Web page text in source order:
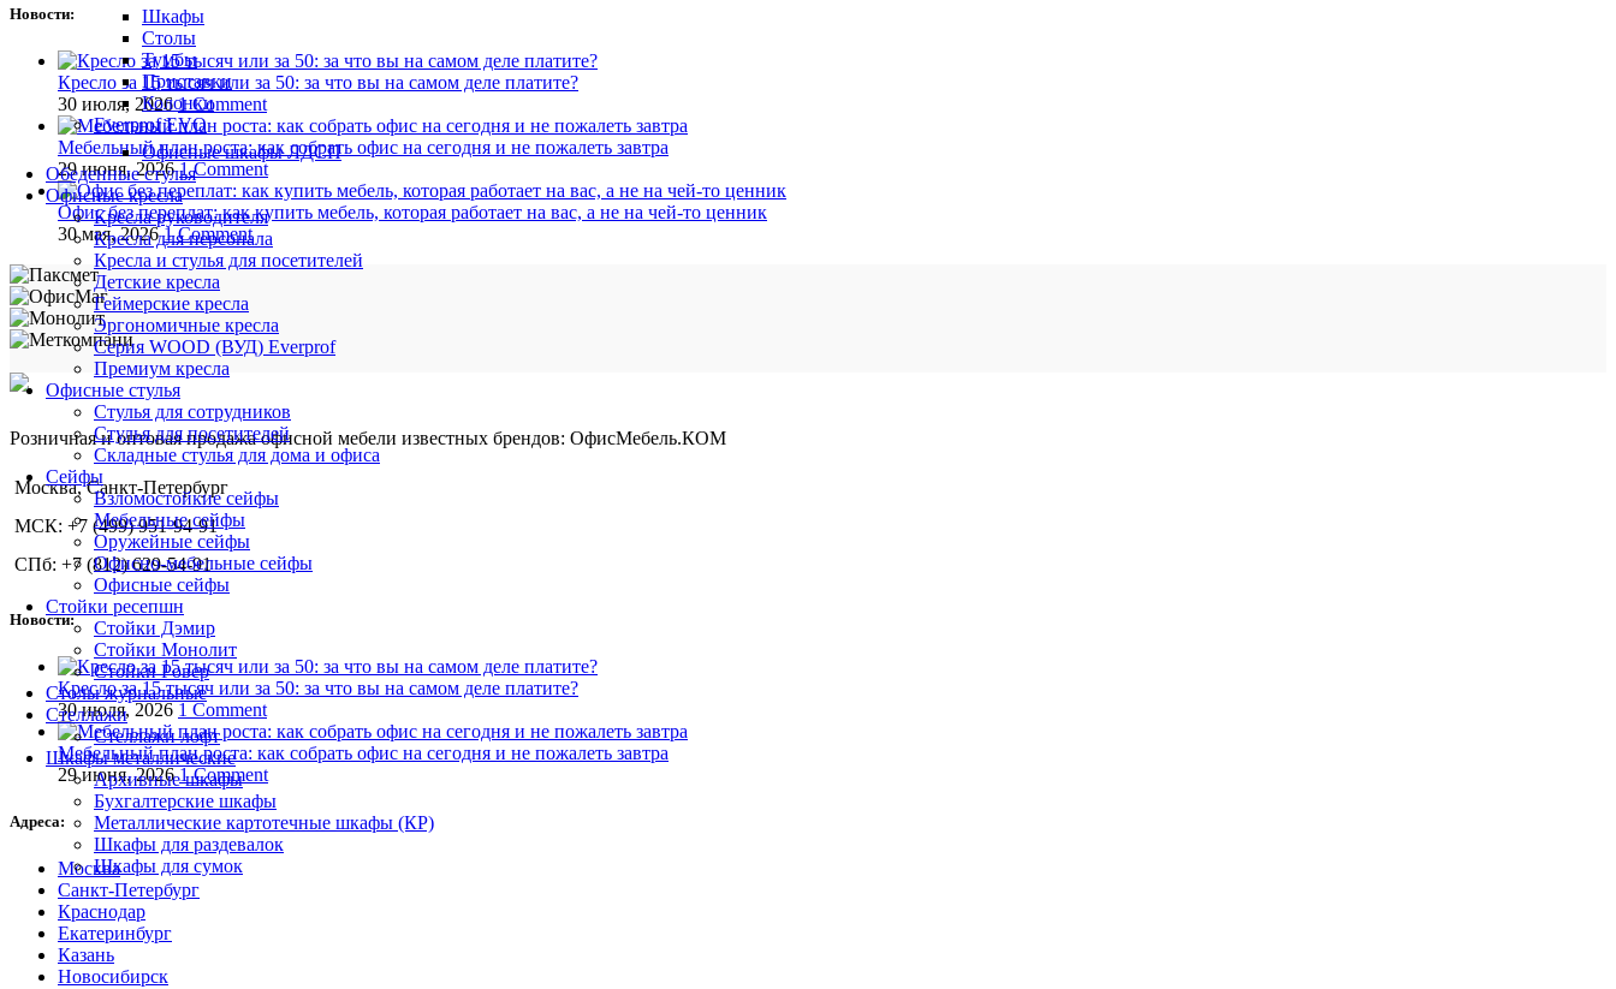
Шкафы
Столы
Тумбы
Приставки
Колонки
Everprof EVO
Офисные шкафы ЛДСП
Обеденные стулья
Офисные кресла
Кресла руководителя
Кресла для персонала
Кресла и стулья для посетителей
Детские кресла
Геймерские кресла
Эргономичные кресла
Серия WOOD (ВУД) Everprof
Премиум кресла
Офисные стулья
Стулья для сотрудников
Стулья для посетителей
Складные стулья для дома и офиса
Сейфы
Взломостойкие сейфы
Мебельные сейфы
Оружейные сейфы
Офисно-мебельные сейфы
Офисные сейфы
Стойки ресепшн
Стойки Дэмир
Стойки Монолит
Стойки Ровер
Столы журнальные
Стеллажи
Стеллажи лофт
Шкафы металлические
Архивные шкафы
Бухгалтерские шкафы
Металлические картотечные шкафы (КР)
Шкафы для раздевалок
Шкафы для сумок
Новости:
Кресло за 15 тысяч или за 50: за что вы на самом деле платите?
30 июля, 2026 1 Comment
Мебельный план роста: как собрать офис на сегодня и не пожалеть завтра
29 июня, 2026 1 Comment
Офис без переплат: как купить мебель, которая работает на вас, а не на чей‑то ценник
30 мая, 2026 1 Comment
Розничная и оптовая продажа офисной мебели известных брендов: ОфисМебель.КОМ
Москва, Санкт-Петербург
МСК: +7 (499) 951-94-91
СПб: +7 (812) 629-54-91
Новости:
Кресло за 15 тысяч или за 50: за что вы на самом деле платите?
30 июля, 2026 1 Comment
Мебельный план роста: как собрать офис на сегодня и не пожалеть завтра
29 июня, 2026 1 Comment
Адреса:
Москва
Санкт-Петербург
Краснодар
Екатеринбург
Казань
Новосибирск